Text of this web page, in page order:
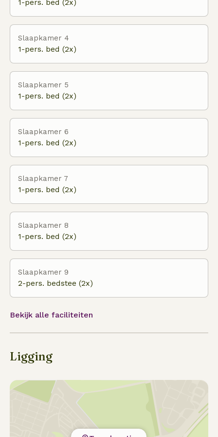
1-pers. bed (2x)
Slaapkamer 4
1-pers. bed (2x)
Slaapkamer 5
1-pers. bed (2x)
Slaapkamer 6
1-pers. bed (2x)
Slaapkamer 7
1-pers. bed (2x)
Slaapkamer 8
1-pers. bed (2x)
Slaapkamer 9
2-pers. bedstee (2x)
Bekijk alle faciliteiten
Ligging